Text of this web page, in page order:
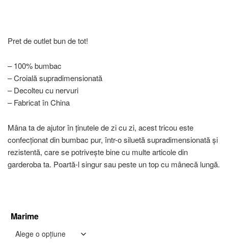
Pret de outlet bun de tot!
– 100% bumbac
– Croială supradimensionată
– Decolteu cu nervuri
– Fabricat în China
Mâna ta de ajutor în ținutele de zi cu zi, acest tricou este
confecționat din bumbac pur, într-o siluetă supradimensionată și
rezistentă, care se potrivește bine cu multe articole din
garderoba ta. Poartă-l singur sau peste un top cu mânecă lungă.
Marime